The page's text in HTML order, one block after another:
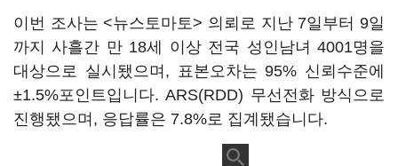
이번 조사는 <뉴스토마토> 의뢰로 지난 7일부터 9일
까지 사흘간 만 18세 이상 전국 성인남녀 4001명을
대상으로 실시됐으며, 표본오차는 95% 신뢰수준에
±1.5%포인트입니다. ARS(RDD) 무선전화 방식으로
진행됐으며, 응답률은 7.8%로 집계됐습니다.